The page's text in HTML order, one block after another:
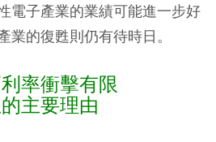
電子產業的業績可能進一步好
業的復甦則仍有待時日。
率衝擊有限
主要理由